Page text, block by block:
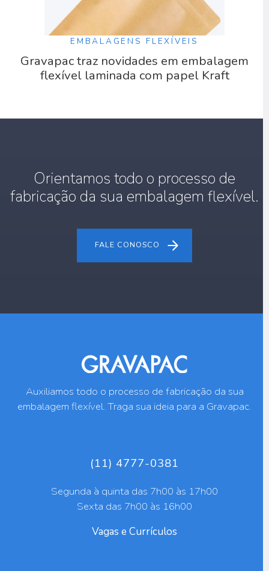
EMBALAGENS FLEXÍVEIS
Gravapac traz novidades em embalagem
flexível laminada com papel Kraft
Orientamos todo o processo de
fabricação da sua embalagem flexível.
FALE CONOSCO
Auxiliamos todo o processo de fabricação da sua
embalagem flexível. Traga sua ideia para a Gravapac.
(11) 4777-0381
Segunda à quinta das 7h00 às 17h00
Sexta das 7h00 às 16h00
Vagas e Currículos